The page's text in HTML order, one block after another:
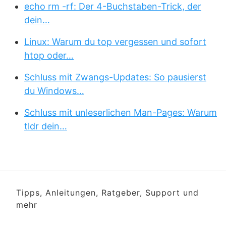
echo rm -rf: Der 4-Buchstaben-Trick, der
dein…
Linux: Warum du top vergessen und sofort
htop oder…
Schluss mit Zwangs-Updates: So pausierst
du Windows…
Schluss mit unleserlichen Man-Pages: Warum
tldr dein…
Tipps, Anleitungen, Ratgeber, Support und
mehr